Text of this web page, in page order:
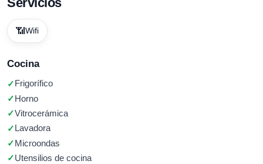
📶 Wifi
Cocina
Frigorífico
Horno
Vitrocerámica
Lavadora
Microondas
Utensilios de cocina